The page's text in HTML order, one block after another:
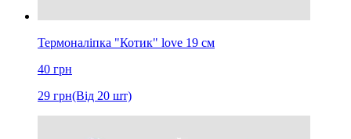
Термоналіпка "Котик" love 19 см
40 грн
29 грн(Від 20 шт)